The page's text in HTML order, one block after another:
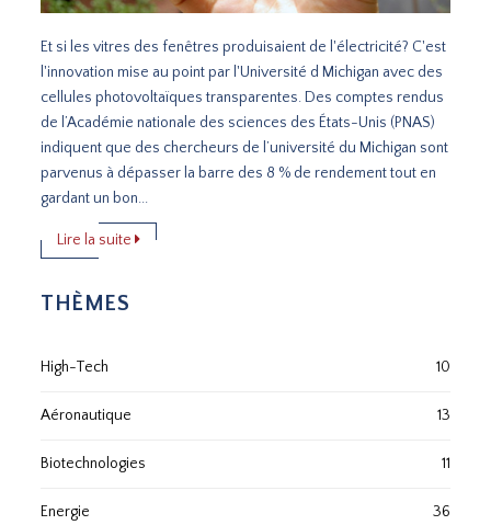
Et si les vitres des fenêtres produisaient de l'électricité? C'est
l'innovation mise au point par l'Université d Michigan avec des
cellules photovoltaïques transparentes. Des comptes rendus
de l’Académie nationale des sciences des États-Unis (PNAS)
indiquent que des chercheurs de l’université du Michigan sont
parvenus à dépasser la barre des 8 % de rendement tout en
gardant un bon...
Lire la suite
THÈMES
High-Tech 10
Aéronautique 13
Biotechnologies 11
Energie 36